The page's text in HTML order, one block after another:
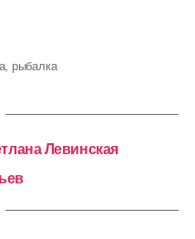
, рыбалка
Левинская